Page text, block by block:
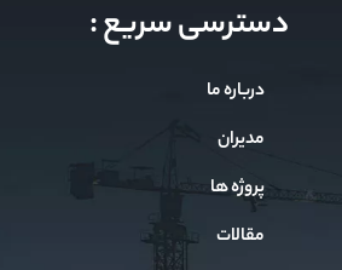
دسترسی سریع :
درباره ما
مدیران
پروژه ها
مقالات